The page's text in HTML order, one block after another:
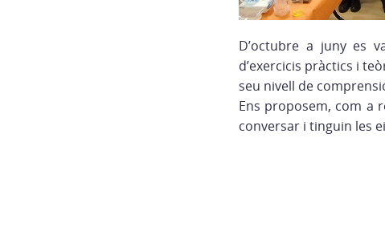
D’octubre a juny es
d’exercicis pràctics i
seu nivell de
Ens proposem, com a
conversar i tinguin les